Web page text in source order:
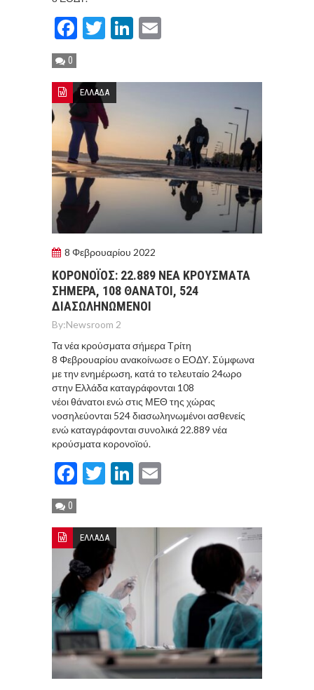
Facebook
TwitterLinkedIn
0
ΕΛΛΑΔΑ
8 Φεβρουαρίου 2022
ΚΟΡΟΝΟΪΟΣ: 22.889 ΝΕΑ ΚΡΟΥΣΜΑΤΑ
ΣΗΜΕΡΑ, 108 ΘΑΝΑΤΟΙ, 524
ΔΙΑΣΩΛΗΝΩΜΕΝΟΙ
By:Newsroom 2
Τα νέα κρούσματα σήμερα Τρίτη
8 Φεβρουαρίου ανακοίνωσε ο ΕΟΔΥ. Σύμφωνα
με την ενημέρωση, κατά το τελευταίο 24ωρο
στην Ελλάδα καταγράφονται 108
νέοι θάνατοι ενώ στις ΜΕΘ της χώρας
νοσηλεύονται 524 διασωληνωμένοι ασθενείς
ενώ καταγράφονται συνολικά 22.889 νέα
κρούσματα κορονοϊού.
Facebook
TwitterLinkedIn
0
ΕΛΛΑΔΑ